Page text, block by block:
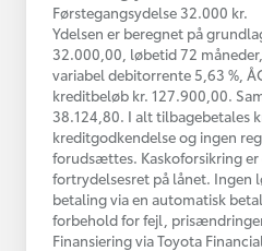
Førstegangsydelse 32.000 kr.
Ydelsen er beregnet på
32.000,00, løbetid 72
variabel debitorrente 5,63 %,
kreditbeløb kr. 127.900,00.
38.124,80. I alt tilbagebetales
kreditgodkendelse og ingen
forudsættes. Kaskoforsikring
fortrydelsesret på lånet. Ingen
betaling via en automatisk
forbehold for fejl,
Finansiering via Toyota